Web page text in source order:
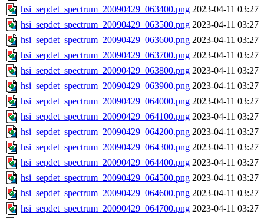
hsi_sepdet_spectrum_20090429_063400.png 2023-04-11 03:27
hsi_sepdet_spectrum_20090429_063500.png 2023-04-11 03:27
hsi_sepdet_spectrum_20090429_063600.png 2023-04-11 03:27
hsi_sepdet_spectrum_20090429_063700.png 2023-04-11 03:27
hsi_sepdet_spectrum_20090429_063800.png 2023-04-11 03:27
hsi_sepdet_spectrum_20090429_063900.png 2023-04-11 03:27
hsi_sepdet_spectrum_20090429_064000.png 2023-04-11 03:27
hsi_sepdet_spectrum_20090429_064100.png 2023-04-11 03:27
hsi_sepdet_spectrum_20090429_064200.png 2023-04-11 03:27
hsi_sepdet_spectrum_20090429_064300.png 2023-04-11 03:27
hsi_sepdet_spectrum_20090429_064400.png 2023-04-11 03:27
hsi_sepdet_spectrum_20090429_064500.png 2023-04-11 03:27
hsi_sepdet_spectrum_20090429_064600.png 2023-04-11 03:27
hsi_sepdet_spectrum_20090429_064700.png 2023-04-11 03:27